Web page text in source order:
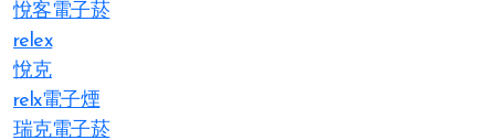
悅客電子菸
relex
悅克
relx電子煙
瑞克電子菸